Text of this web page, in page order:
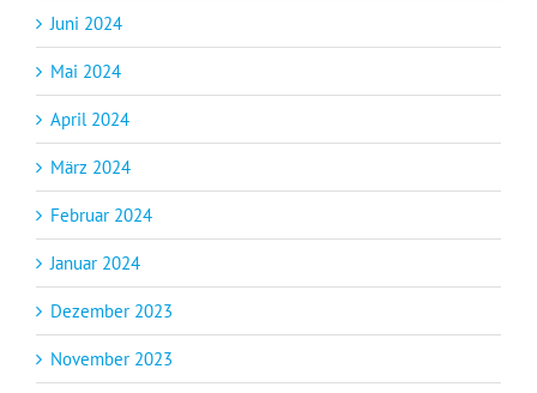
Juni 2024
Mai 2024
April 2024
März 2024
Februar 2024
Januar 2024
Dezember 2023
November 2023